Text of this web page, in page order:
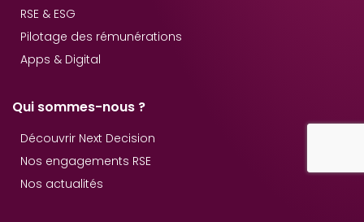
RSE & ESG
Pilotage des rémunérations
Apps & Digital
Qui sommes-nous ?
Découvrir Next Decision
Nos engagements RSE
Nos actualités